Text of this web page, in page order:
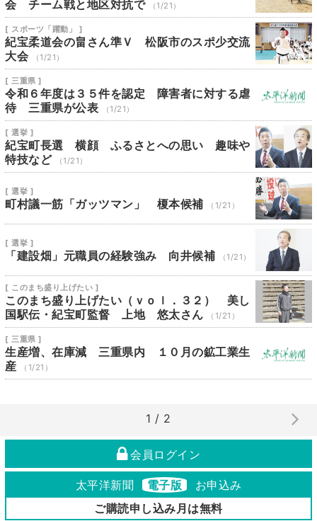
会 チーム戦と地区対抗で （1/21）
[ スポーツ「躍動」 ]
紀宝柔道会の畠さん準Ｖ 松阪市のスポ少交流
大会
（1/21）
[ 三重県 ]
令和６年度は３５件を認定 障害者に対する虐
待 三重県が公表
（1/21）
[ 選挙 ]
紀宝町長選 横顔 ふるさとへの思い 趣味や
特技など
（1/21）
[ 選挙 ]
町村議一筋「ガッツマン」 榎本候補 （1/21）
[ 選挙 ]
「建設畑」元職員の経験強み 向井候補 （1/21）
[ このまち盛り上げたい ]
このまち盛り上げたい（ｖｏｌ．３２） 美し
国駅伝・紀宝町監督 上地 悠太さん
（1/21）
[ 三重県 ]
生産増、在庫減 三重県内 １０月の鉱工業生
産
（1/21）
1 / 2
会員ログイン
太平洋新聞 電子版
お申込み
ご購読申し込み月は無料